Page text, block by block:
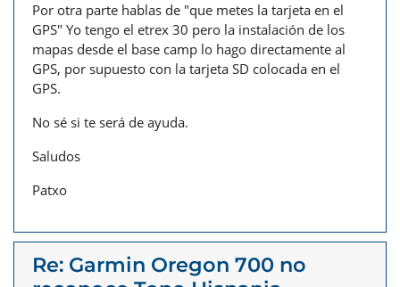
Por otra parte hablas de "que metes la tarjeta en el
GPS" Yo tengo el etrex 30 pero la instalación de los
mapas desde el base camp lo hago directamente al
GPS, por supuesto con la tarjeta SD colocada en el
GPS.
No sé si te será de ayuda.
Saludos
Patxo
Re: Garmin Oregon 700 no